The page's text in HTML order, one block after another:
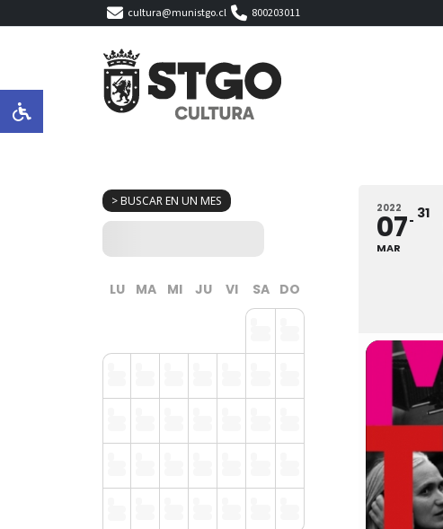
cultura@munistgo.cl 800203011
> BUSCAR EN UN MES
LU MA MI JU VI SA DO
2022
07
MAR
31